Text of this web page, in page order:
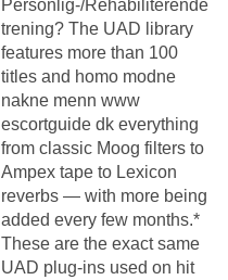
Personlig-/Rehabiliterende
trening? The UAD library
features more than 100
titles and homo modne
nakne menn www
escortguide dk everything
from classic Moog filters to
Ampex tape to Lexicon
reverbs — with more being
added every few months.*
These are the exact same
UAD plug-ins used on hit